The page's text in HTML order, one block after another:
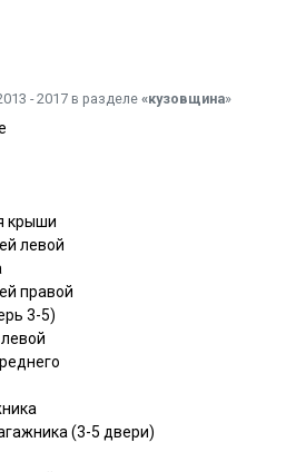
- 2017 в разделе «кузовщина»
крыши
левой
правой
3-5)
(3-5 двери)